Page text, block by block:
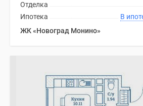
Отделка
Ипотека
ЖК «Новоград Монино»